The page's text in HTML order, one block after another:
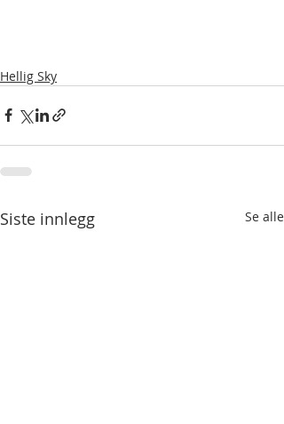
Hellig Sky
Siste innlegg Se alle